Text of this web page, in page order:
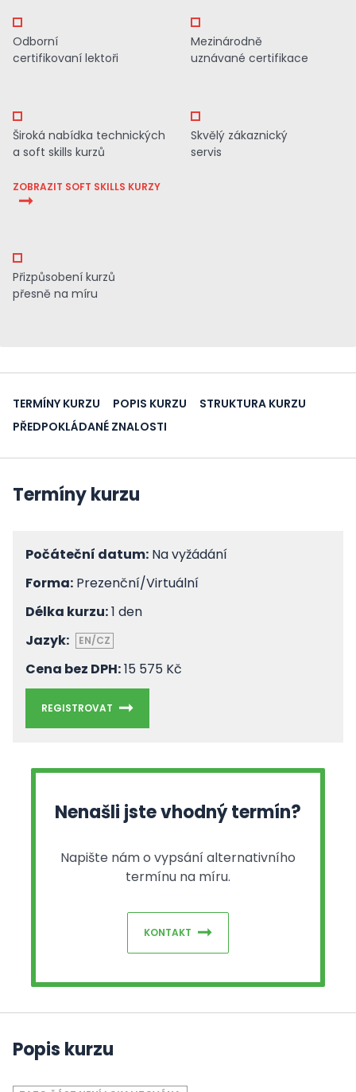
Odborní
certifikovaní lektoři
Mezinárodně
uznávané certifikace
Široká nabídka technických
a soft skills kurzů
ZOBRAZIT SOFT SKILLS KURZY
Skvělý zákaznický
servis
Přizpůsobení kurzů
přesně na míru
TERMÍNY KURZU POPIS KURZU
STRUKTURA KURZU
PŘEDPOKLÁDANÉ ZNALOSTI
Termíny kurzu
Počáteční datum: Na vyžádání
Forma: Prezenční/Virtuální
Délka kurzu:1 den
Jazyk:
EN/CZ
Cena bez DPH:15 575 Kč
REGISTROVAT
Nenašli jste vhodný termín?
Napište nám o vypsání alternativního
termínu na míru.
KONTAKT
Popis kurzu